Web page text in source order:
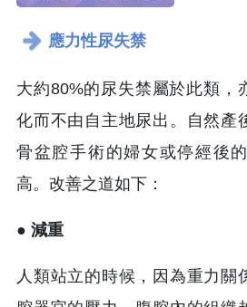
應力性尿失禁
大約80%的尿失禁屬於此類，
化而不由自主地尿出。自然產
骨盆腔手術的婦女或停經後
高。改善之道如下：
● 減重
人類站立的時候，因為重力關